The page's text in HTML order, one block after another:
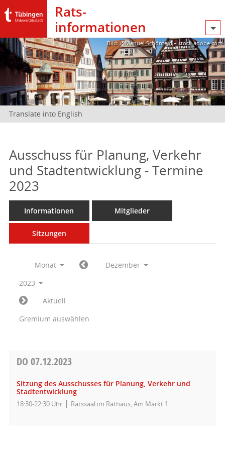
Rats­
informationen
Bild: @Manuel Schönfeld – stock.adobe.com
Translate into English
Ausschuss für Planung, Verkehr
und Stadtentwicklung - Termine
2023
Informationen Mitglieder
Sitzungen
Monat
Dezember
2023
Aktuell
Gremium auswählen
DO 07.12.2023
Sitzung des Ausschusses für Planung, Verkehr und
Stadtentwicklung
18:30-22:30 Uhr Ratssaal im Rathaus, Am Markt 1